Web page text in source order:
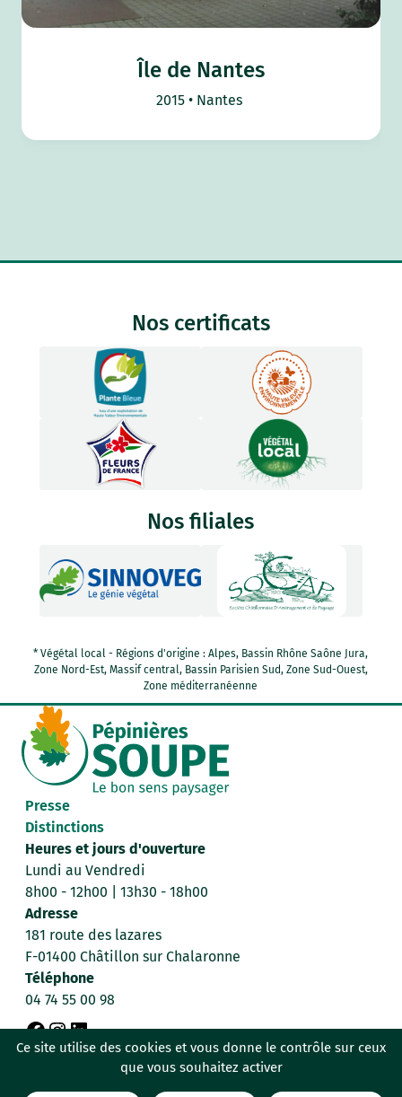
Île de Nantes
2015 Nantes
Nos certificats
Nos filiales
* Végétal local - Régions d'origine : Alpes, Bassin Rhône Saône Jura,
Zone Nord-Est, Massif central, Bassin Parisien Sud, Zone Sud-Ouest,
Zone méditerranéenne
Presse
Distinctions
Heures et jours d'ouverture
Lundi au Vendredi
8h00 - 12h00 | 13h30 - 18h00
Adresse
181 route des lazares
F-01400 Châtillon sur Chalaronne
Téléphone
04 74 55 00 98
F I
L
Données personnellesMentions légales
Ce site utilise des cookies et vous donne le contrôle sur ceux
que vous souhaitez activer